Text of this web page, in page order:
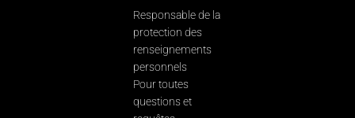
Responsable de la
protection des
renseignements
personnels
Pour toutes
questions et